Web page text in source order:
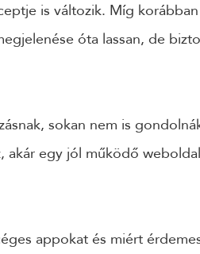
is változik. Míg
óta lassan, de
sokan nem is
akár egy jól működő
appokat és miért